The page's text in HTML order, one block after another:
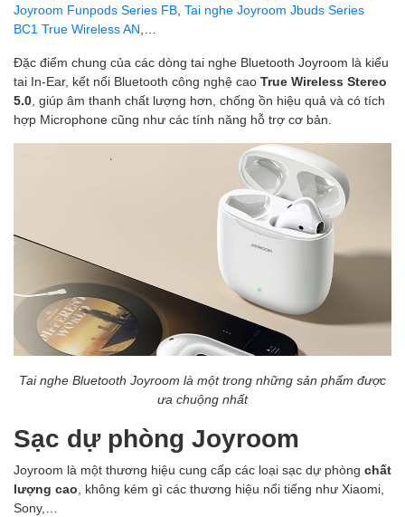
Joyroom Funpods Series FB Tai nghe Joyroom Jbuds Series
BC1 True Wireless AN
Đặc điểm chung của các dòng tai nghe Bluetooth Joyroom là kiểu
tai In-Ear, kết nối Bluetooth công nghệ cao True Wireless Stereo
5.0 , giúp âm thanh chất lượng hơn, chống ồn hiệu quả và có tích
hợp Microphone cũng như các tính năng hỗ trợ cơ bản.
Tai nghe Bluetooth Joyroom là một trong những sản phẩm được
ưa chuộng nhất
Sạc dự phòng Joyroom
Joyroom là một thương hiệu cung cấp các loại sạc dự phòng chất
lượng cao , không kém gì các thương hiệu nổi tiếng như Xiaomi,
Sony,…